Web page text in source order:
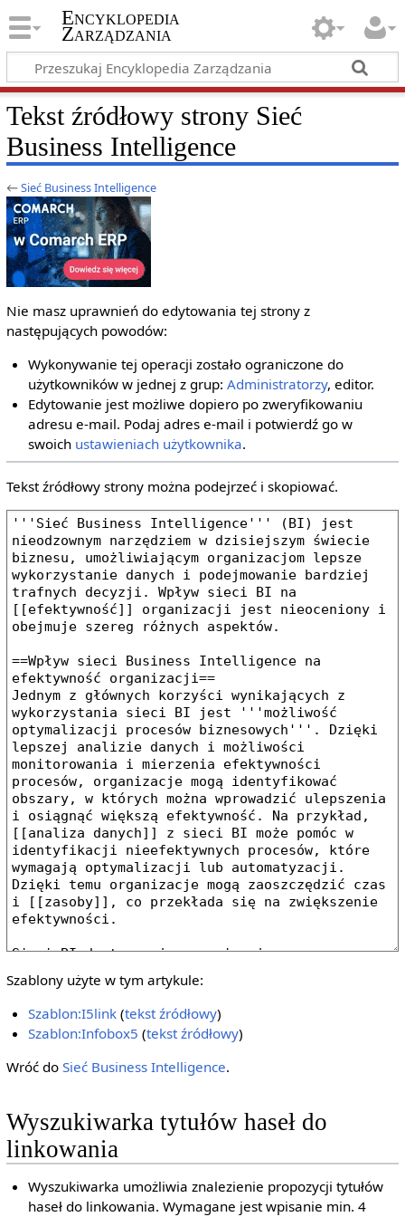
Encyklopedia
Zarządzania
Tekst źródłowy strony Sieć
Business Intelligence
←Sieć Business Intelligence
Nie masz uprawnień do edytowania tej strony z
następujących powodów:
Wykonywanie tej operacji zostało ograniczone do
użytkowników w jednej z grup:Administratorzy, editor.
Edytowanie jest możliwe dopiero po zweryfikowaniu
adresu e‐mail. Podaj adres e‐mail i potwierdź go w
swoich ustawieniach użytkownika.
Tekst źródłowy strony można podejrzeć i skopiować.
Szablony użyte w tym artykule:
Szablon:I5link (tekst źródłowy)
Szablon:Infobox5 (tekst źródłowy)
Wróć do Sieć Business Intelligence.
Wyszukiwarka tytułów haseł do
linkowania
Wyszukiwarka umożliwia znalezienie propozycji tytułów
haseł do linkowania. Wymagane jest wpisanie min. 4